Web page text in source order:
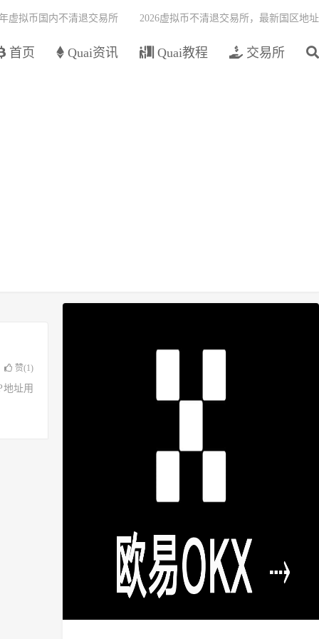
首页 Quai资讯 Quai教程 交易所
虚拟币国内不清退交易所 2026虚拟币不清退交易所，最新国区地址
赞(1)
地址用